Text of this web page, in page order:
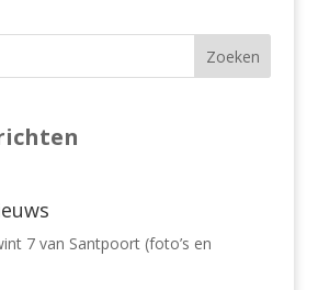
7 van Santpoort (foto’s en